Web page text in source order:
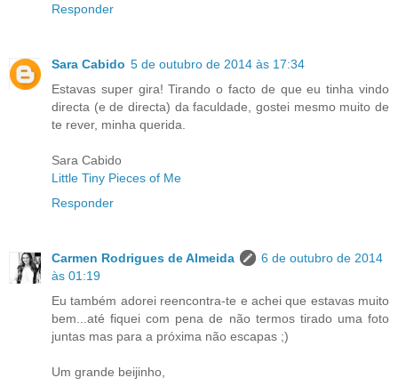
Responder
Sara Cabido 5 de outubro de 2014 às 17:34
Estavas super gira! Tirando o facto de que eu tinha vindo
directa (e de directa) da faculdade, gostei mesmo muito de
te rever, minha querida.
Sara Cabido
Little Tiny Pieces of Me
Responder
Carmen Rodrigues de Almeida
6 de outubro de 2014
às 01:19
Eu também adorei reencontra-te e achei que estavas muito
bem...até fiquei com pena de não termos tirado uma foto
juntas mas para a próxima não escapas ;)
Um grande beijinho,